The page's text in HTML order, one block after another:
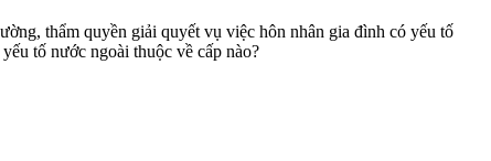
thẩm quyền giải quyết vụ việc hôn nhân gia đình có yếu tố
tố nước ngoài thuộc về cấp nào?